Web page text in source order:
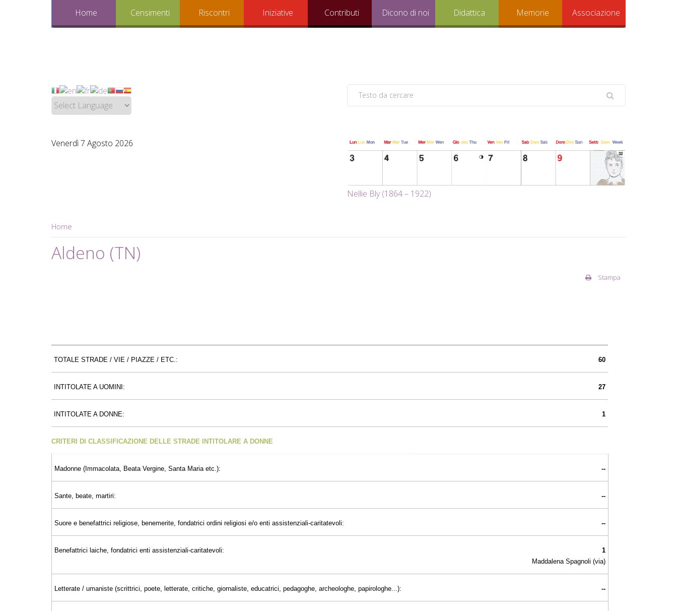
Home Censimenti Riscontri Iniziative Contributi Dicono di noi Didattica Memorie Associazione
Venerdì 7 Agosto 2026
Nellie Bly (1864 – 1922)
Home
Aldeno (TN)
Stampa
TOTALE STRADE / VIE / PIAZZE / ETC.: 60
INTITOLATE A UOMINI: 27
INTITOLATE A DONNE: 1
CRITERI DI CLASSIFICAZIONE DELLE STRADE INTITOLARE A DONNE
Madonne (Immacolata, Beata Vergine, Santa Maria etc.): --
Sante, beate, martiri: --
Suore e benefattrici religiose, benemerite, fondatrici ordini religiosi e/o enti assistenziali-caritatevoli: --
Benefattrici laiche, fondatrici enti assistenziali-caritatevoli:
1
Maddalena Spagnoli (via)
Letterate / umaniste (scrittrici, poete, letterate, critiche, giornaliste, educatrici, pedagoghe, archeologhe, papirologhe...): --